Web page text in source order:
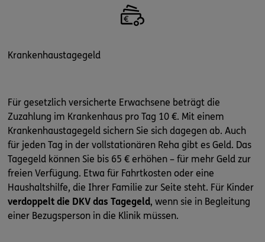
Krankenhaustagegeld
Für gesetzlich versicherte Erwachsene beträgt die
Zuzahlung im Krankenhaus pro Tag 10 €. Mit einem
Krankenhaustagegeld sichern Sie sich dagegen ab. Auch
für jeden Tag in der vollstationären Reha gibt es Geld. Das
Tagegeld können Sie bis 65 € erhöhen – für mehr Geld zur
freien Verfügung. Etwa für Fahrtkosten oder eine
Haushaltshilfe, die Ihrer Familie zur Seite steht. Für Kinder
verdoppelt die DKV das Tagegeld, wenn sie in Begleitung
einer Bezugsperson in die Klinik müssen.